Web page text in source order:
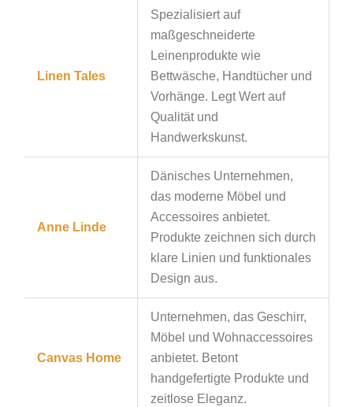
Linen Tales
Spezialisiert auf
maßgeschneiderte
Leinenprodukte wie
Bettwäsche, Handtücher und
Vorhänge. Legt Wert auf
Qualität und
Handwerkskunst.
Anne Linde
Dänisches Unternehmen,
das moderne Möbel und
Accessoires anbietet.
Produkte zeichnen sich durch
klare Linien und funktionales
Design aus.
Canvas Home
Unternehmen, das Geschirr,
Möbel und Wohnaccessoires
anbietet. Betont
handgefertigte Produkte und
zeitlose Eleganz.